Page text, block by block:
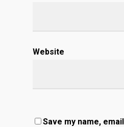
Website
Save my name,